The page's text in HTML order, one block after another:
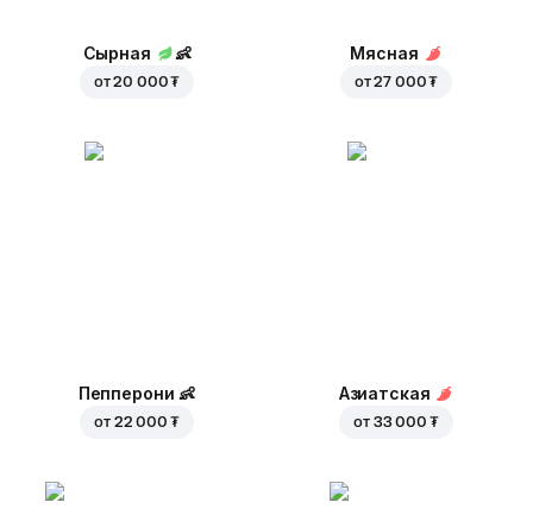
Сырная 👶
от20 000 ₮
Мясная
от27 000 ₮
Пепперони 👶
от 22 000 ₮
Азиатская
от 33 000 ₮